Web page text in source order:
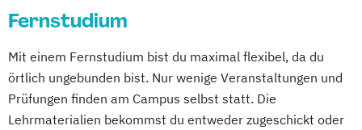
Politikwissenschaft – Regieren und
Verwaltungswissenschaft
Soziologie
Praktische Informatik
Psychologie
Fernstudium
Mit einem Fernstudium bist du maximal flexibel, da du
örtlich ungebunden bist. Nur wenige Veranstaltungen und
Prüfungen finden am Campus selbst statt. Die
Lehrmaterialien bekommst du entweder zugeschickt oder